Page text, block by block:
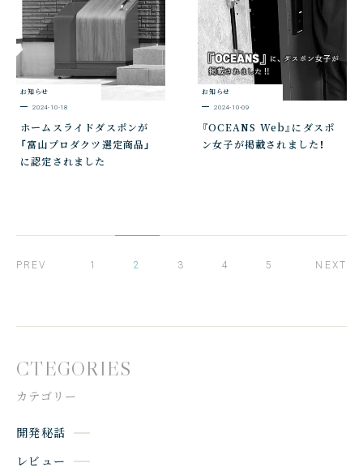
お知らせ
2024-10-18
ホームスライドダスポンが
「富山プロダクツ選定商品」
に認定されました
お知らせ
2024-10-09
『OCEANS Web』にダスポ
ン女子が掲載されました！
PREV 1 2 3 4 5 NEXT
CTEGORIES
カテゴリー
開発秘話
レビュー